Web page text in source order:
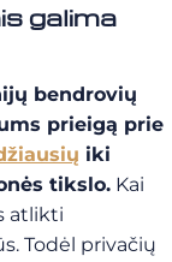
galima
bendrovių
prieigą prie
iki
tikslo. Kai
atlikti
Todėl privačių